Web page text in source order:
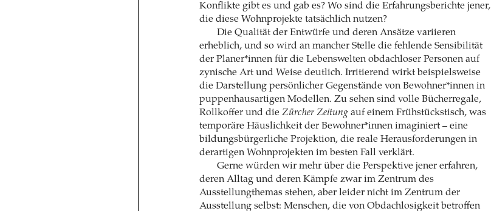
Konflikte gibt es und gab es? Wo sind die Erfahrungsberichte jener,
die diese Wohnprojekte tatsächlich nutzen?
Die Qualität der Entwürfe und deren Ansätze variieren
erheblich, und so wird an mancher Stelle die fehlende Sensibilität
der Planer*innen für die Lebenswelten obdachloser Personen auf
zynische Art und Weise deutlich. Irritierend wirkt beispielsweise
die Darstellung persönlicher Gegenstände von Bewohner*innen in
puppenhausartigen Modellen. Zu sehen sind volle Bücherregale,
Rollkoffer und die Zürcher Zeitungauf einem Frühstückstisch, was
temporäre Häuslichkeit der Bewohner*innen imaginiert – eine
bildungsbürgerliche Projektion, die reale Herausforderungen in
derartigen Wohnprojekten im besten Fall verklärt.
Gerne würden wir mehr über die Perspektive jener erfahren,
deren Alltag und deren Kämpfe zwar im Zentrum des
Ausstellungthemas stehen, aber leider nicht im Zentrum der
Ausstellung selbst: Menschen, die von Obdachlosigkeit betroffen